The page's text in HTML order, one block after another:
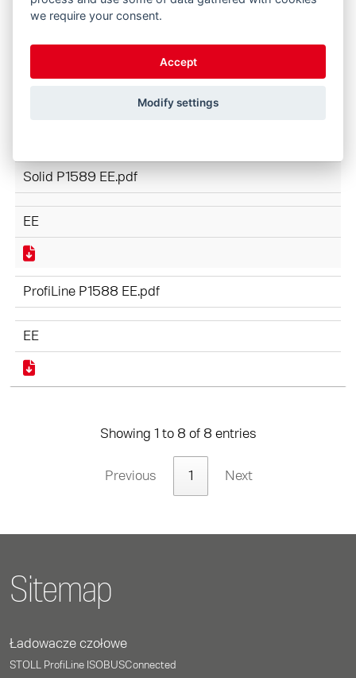
ProfiLine NEXT GENERATION P1610 EE.pdf
Solid P1589 EE.pdf
EE
ProfiLine P1588 EE.pdf
EE
Showing 1 to 8 of 8 entries
Previous 1 Next
Sitemap
Ładowacze czołowe
STOLL ProfiLine ISOBUSConnected
we require your consent.
Accept
Modify settings